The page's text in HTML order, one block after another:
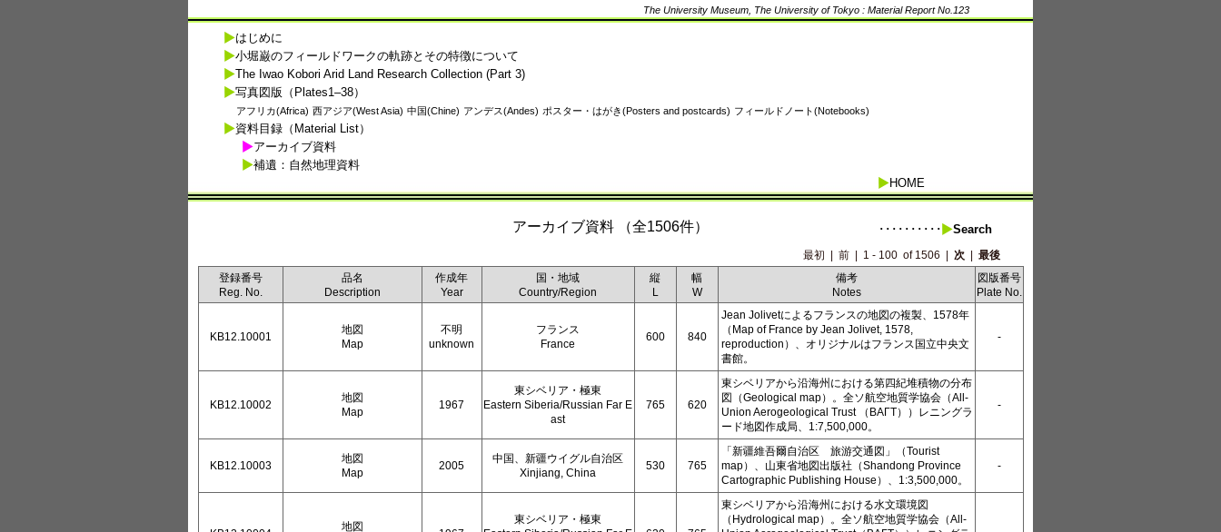
The University Museum, The University of Tokyo : Material Report No.123
はじめに
小堀巌のフィールドワークの軌跡とその特徴について
The Iwao Kobori Arid Land Research Collection (Part 3)
写真図版（Plates1–38）
アフリカ(Africa) 西アジア(West Asia) 中国(Chine) アンデス(Andes) ポスター・はがき(Posters and postcards) フィールドノート(Notebooks)
資料目録（Material List）
アーカイブ資料
補遺：自然地理資料
HOME
アーカイブ資料 （全1506件） ･･････････ Search
最初 前 1 - 100 of 1506 次
最後
登録番号
Reg. No.
品名
Description
作成年
Year
国・地域
Country/Region
縦
L
幅
W
備考
Notes
図版番号
Plate No.
KB12.10001
地図
Map
不明
unknown
フランス
France
600 840
Jean Jolivetによるフランスの地図の複製、1578年
（Map of France by Jean Jolivet, 1578,
reproduction）、オリジナルはフランス国立中央文
書館。
-
KB12.10002
地図
Map
1967
東シベリア・極東
Eastern Siberia/Russian Far E
ast
765 620
東シベリアから沿海州における第四紀堆積物の分布
図（Geological map）。全ソ航空地質学協会（All-
Union Aerogeological Trust （ВАГТ））レニングラ
ード地図作成局、1:7,500,000。
-
KB12.10003
地図
Map
2005
中国、新疆ウイグル自治区
Xinjiang, China
530 765
「新疆維吾爾自治区 旅游交通図」（Tourist
map）、山東省地図出版社（Shandong Province
Cartographic Publishing House）、1:3,500,000。
-
地図
東シベリア・極東
東シベリアから沿海州における水文環境図
（Hydrological map）。全ソ航空地質学協会（All-